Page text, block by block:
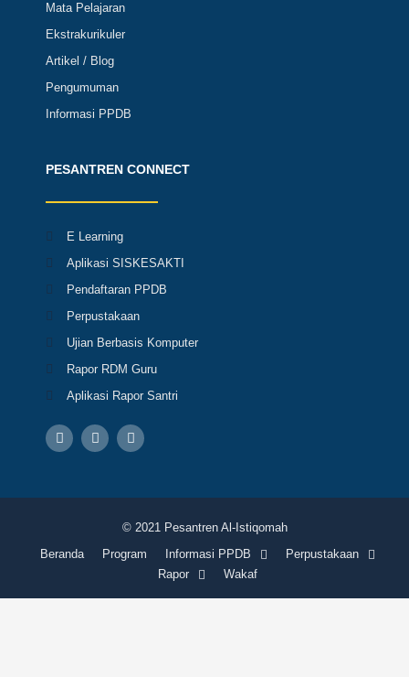
Mata Pelajaran
Ekstrakurikuler
Artikel / Blog
Pengumuman
Informasi PPDB
PESANTREN CONNECT
E Learning
Aplikasi SISKESAKTI
Pendaftaran PPDB
Perpustakaan
Ujian Berbasis Komputer
Rapor RDM Guru
Aplikasi Rapor Santri
F
a
o
I
n
g
Y
o
b
© 2021 Pesantren Al-Istiqomah
Beranda
Program Informasi PPDB
Perpustakaan
Rapor
Wakaf